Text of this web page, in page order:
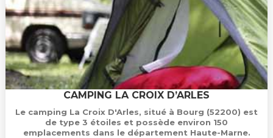
CAMPING LA CROIX D’ARLES
Le camping La Croix D'Arles, situé à Bourg (52200) est
de type 3 étoiles et possède environ 150
emplacements dans le département Haute-Marne.